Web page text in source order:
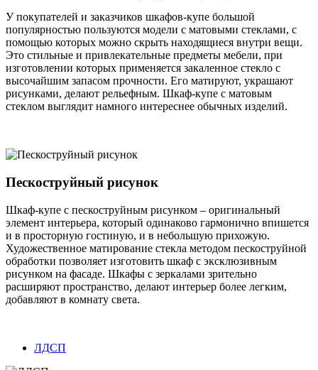
У покупателей и заказчиков шкафов-купе большой
популярностью пользуются модели с матовыми стеклами, с
помощью которых можно скрыть находящиеся внутри вещи.
Это стильные и привлекательные предметы мебели, при
изготовлении которых применяется закаленное стекло с
высочайшим запасом прочности. Его матируют, украшают
рисунками, делают рельефным. Шкаф-купе с матовым
стеклом выглядит намного интереснее обычных изделий.
Пескоструйный рисунок
Шкаф-купе с пескоструйным рисунком – оригинальный
элемент интерьера, который одинаково гармонично впишется
и в просторную гостиную, и в небольшую прихожую.
Художественное матирование стекла методом пескоструйной
обработки позволяет изготовить шкаф с эксклюзивным
рисунком на фасаде. Шкафы с зеркалами зрительно
расширяют пространство, делают интерьер более легким,
добавляют в комнату света.
ЛДСП